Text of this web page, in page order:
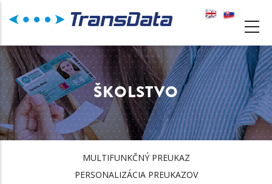
na
obsah
NAVIGATION
ŠKOLSTVO
MULTIFUNKČNÝ PREUKAZ
PERSONALIZÁCIA PREUKAZOV